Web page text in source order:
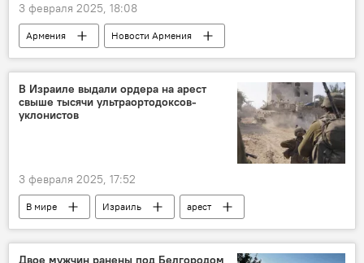
3 февраля 2025, 18:08
Армения
Новости Армения
Лавров Сергей
СНГ
посол
Гурген Арсенян
В Израиле выдали ордера на арест
свыше тысячи ультраортодоксов-
уклонистов
3 февраля 2025, 17:52
В мире Израиль арест
Двое мужчин ранены под Белгородом